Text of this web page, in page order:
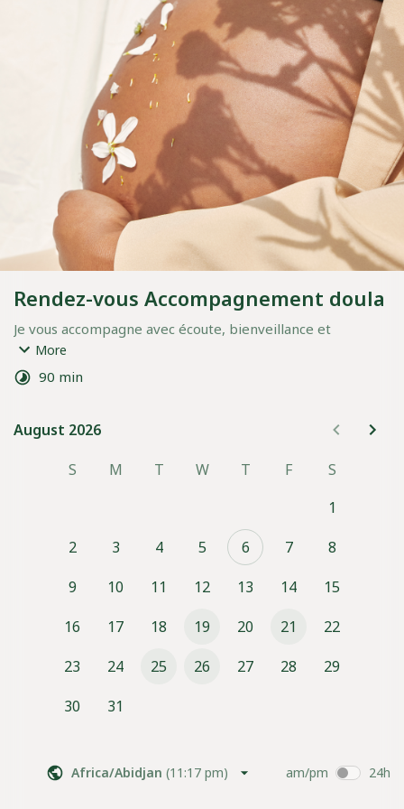
Rendez-vous Accompagnement doula
Je vous accompagne avec écoute, bienveillance et
présence à chaque étape de votre parcours, de la
conception, à la grossesse, en passant par la naissance et
le post-partum.
Je propose également un soutien pour le deuil périnatal,
pour vous accompagner dans ce moment difficile avec
douceur et humanité, en respectant votre rythme et vos
émotions.
Chaque rendez-vous est un moment privilégié, où je vous
écoute, vous soutiens et vous guide selon vos besoins et
vos choix.
humain, centré sur vos émotions et votre bien-être.
Rencontre d'1h30 80€
A bientôt!
More
90 min
August 2026
August 2026
S
M T W T F
S
1
2
3 4 5 6 7
8
9
10 11 12 13 14
15
16
17 18 19 20 21
22
23
24 25 26 27 28
29
30
31
Africa/Abidjan (11:17 pm) am/pm 24h